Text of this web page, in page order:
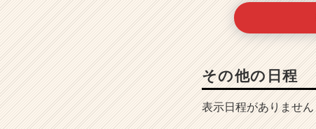
その他の日程
表示日程がありません